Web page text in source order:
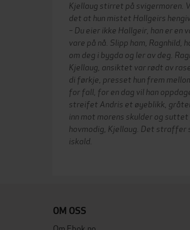
Kjellaug stirret på svigermoren.
det at hun mistet Hallgeirs
– Du eier ikke Hallgeir, han er en
vare på nå. Slipp ham, Ragnhild,
om deg i bygda og ler av deg.
Kjellaug, ansiktet var rødt av
di førkje, presset hun frem
for fall, for en dag vil han
streifet Andris et øyeblikk,
inn mot morens skulder og
hovmodig, Kjellaug. Det
iskald.
OM OSS
Om Ebok.no